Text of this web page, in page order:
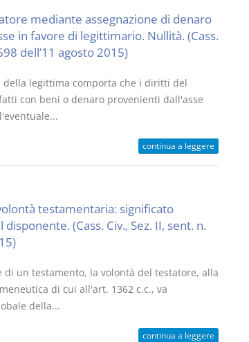
mediante assegnazione di denaro
in favore di legittimario. Nullità. (Cass.
dell’11 agosto 2015)
legittima comporta che i diritti del
con beni o denaro provenienti dall'asse
continua a leggere
testamentaria: significato
(Cass. Civ., Sez. II, sent. n.
un testamento, la volontà del testatore, alla
di cui all'art. 1362 c.c., va
della...
continua a leggere